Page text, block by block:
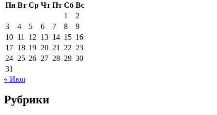
Пн Вт Ср Чт Пт Сб Вс
1
2
3
4 5 6 7 8
9
10 11 12 13 14 15 16
17 18 19 20 21 22 23
24 25 26 27 28 29 30
31
« Июл
Рубрики